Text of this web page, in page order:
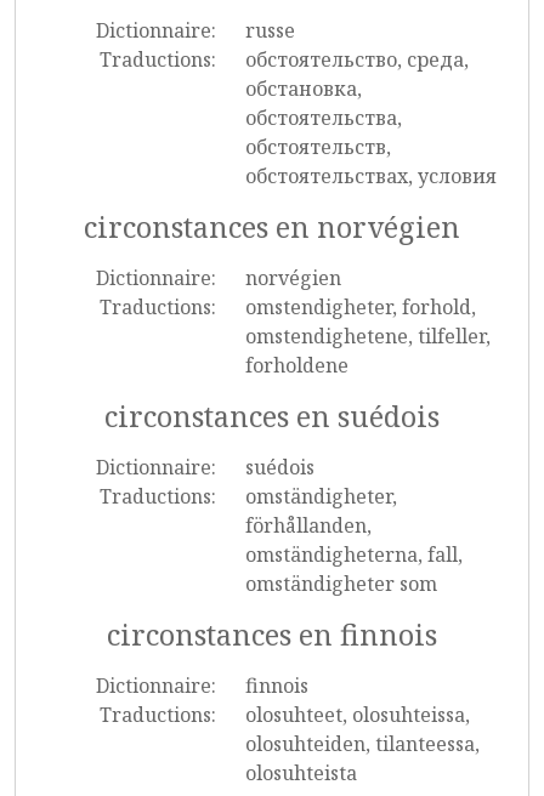
Dictionnaire:
russe
Traductions:
обстоятельство, среда,
обстановка,
обстоятельства,
обстоятельств,
обстоятельствах, условия
circonstances en norvégien
Dictionnaire:
norvégien
Traductions:
omstendigheter, forhold,
omstendighetene, tilfeller,
forholdene
circonstances en suédois
Dictionnaire:
suédois
Traductions:
omständigheter,
förhållanden,
omständigheterna, fall,
omständigheter som
circonstances en finnois
Dictionnaire:
finnois
Traductions:
olosuhteet, olosuhteissa,
olosuhteiden, tilanteessa,
olosuhteista